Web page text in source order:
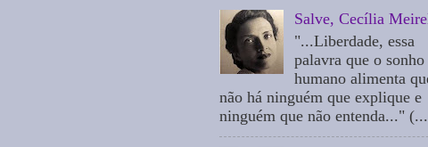
Salve, Cecília
"...Liberdade, essa
palavra que o sonho
humano alimenta
não há ninguém que explique e
ninguém que não entenda..." (...